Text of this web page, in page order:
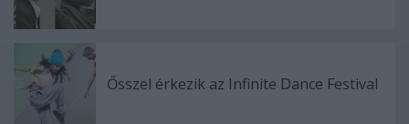
Ősszel érkezik az Infinite Dance Festival